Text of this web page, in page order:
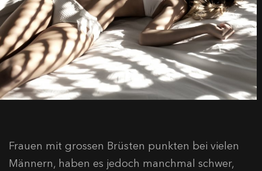
Frauen mit grossen Brüsten punkten bei vielen
Männern, haben es jedoch manchmal schwer,